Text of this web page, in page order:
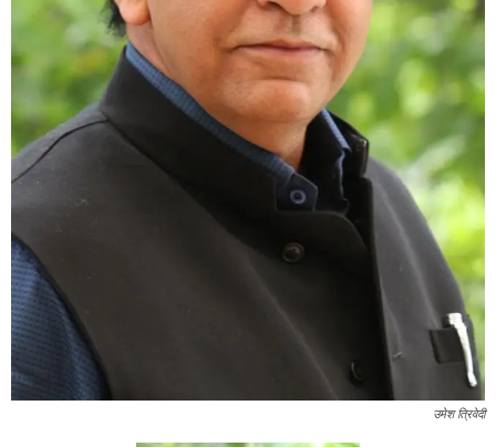
उमेश त्रिवेदी